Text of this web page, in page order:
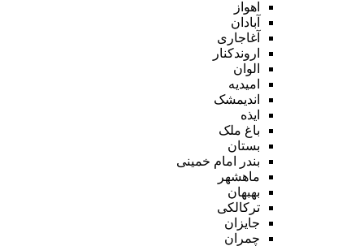
اهواز
آبادان
آغاجاری
اروندکنار
الوان
امیدیه
اندیمشک
ایذه
باغ ملک
بستان
بندر امام خمینی
ماهشهر
بهبهان
ترکالکی
جایزان
چمران